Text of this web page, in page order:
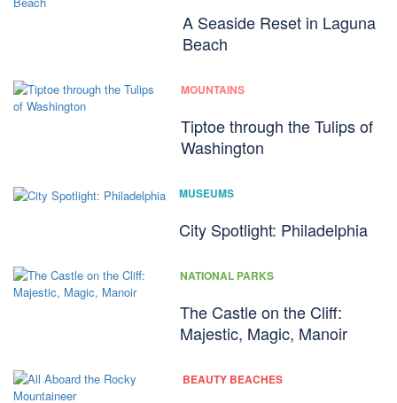
A Seaside Reset in Laguna
Beach
MOUNTAINS
Tiptoe through the Tulips of
Washington
MUSEUMS
City Spotlight: Philadelphia
NATIONAL PARKS
The Castle on the Cliff:
Majestic, Magic, Manoir
BEAUTY BEACHES